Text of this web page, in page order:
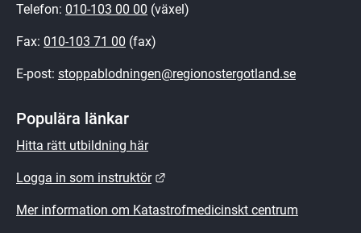
Telefon: 010-103 00 00 (växel)
Fax: 010-103 71 00 (fax)
E-post: stoppablodningen@regionostergotland.se
Populära länkar
Hitta rätt utbildning här
Logga in som instruktör
Mer information om Katastrofmedicinskt centrum